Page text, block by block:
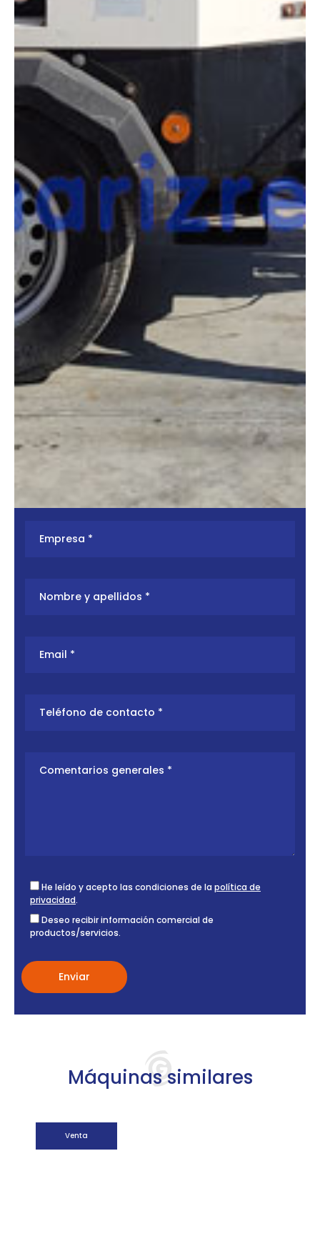
en contacto con nosotros para un asesoramiento más personal.
¿Te interesa
esta máquina?
Rellena este formulario y recibiremos tu solicitud
sobre esta máquina para ponernos en contacto
directo contigo.
GENERAC VB9
He leído y acepto las condiciones de la política de
privacidad.
Deseo recibir información comercial de
productos/servicios.
Máquinas similares
Venta